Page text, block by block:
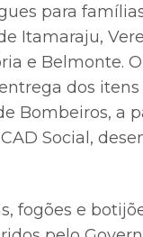
para
Itamaraju,
e Belmonte.
dos
Bombeiros, a
Social,
fogões e